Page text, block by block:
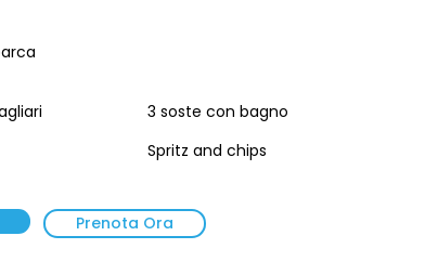
3 soste con bagno
Spritz and chips
Prenota Ora